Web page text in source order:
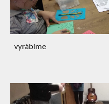
vyrábíme